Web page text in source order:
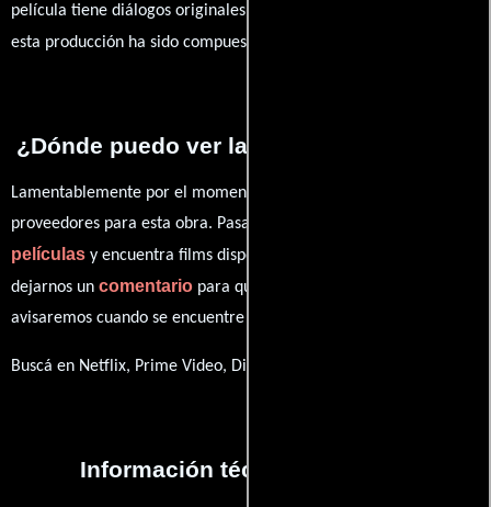
película tiene diálogos originales en
esta producción ha sido compuesta por
¿Dónde puedo ver la películas Stupidity?
Lamentablemente por el momento no contamos con enlaces a
proveedores para esta obra. Pasa por nuestro catálogo de
películas y encuentra films disponibles. También puedes
dejarnos un comentario para que le demos prioridad y te
avisaremos cuando se encuentre disponible
Buscá en Netflix, Prime Video, Disney+
Información técnica y general